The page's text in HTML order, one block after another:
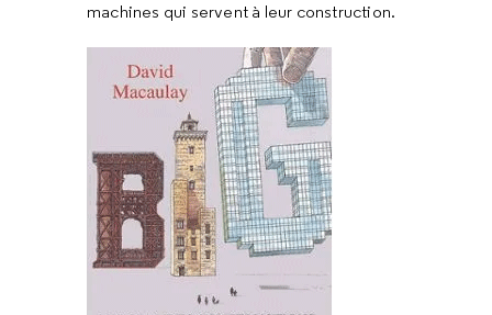
machines qui servent à leur construction.